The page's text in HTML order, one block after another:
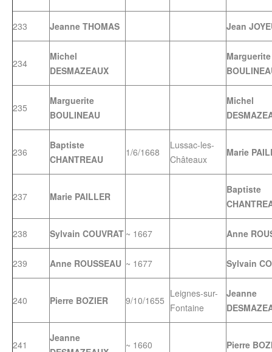
233 Jeanne THOMAS Jean
234
Michel
DESMAZEAUX
Marguerite
235
Marguerite
BOULINEAU
Michel
236
Baptiste
CHANTREAU
1/6/1668
Lussac-les-
Châteaux
Marie
237 Marie PAILLER
Baptiste
238 Sylvain COUVRAT ~ 1667 Anne
239 Anne ROUSSEAU ~ 1677 Sylvain
240 Pierre BOZIER 9/10/1655
Leignes-sur-
Fontaine
Jeanne
241
Jeanne
~ 1660 Pierre